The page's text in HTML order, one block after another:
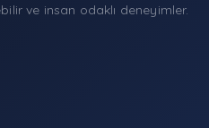
ve insan odaklı deneyimler.